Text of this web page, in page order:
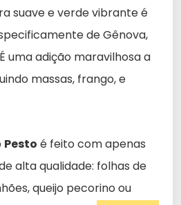
suave e verde vibrante é
de Gênova,
uma adição maravilhosa a
massas, frango, e
Pesto é feito com apenas
alta qualidade: folhas de
queijo pecorino ou